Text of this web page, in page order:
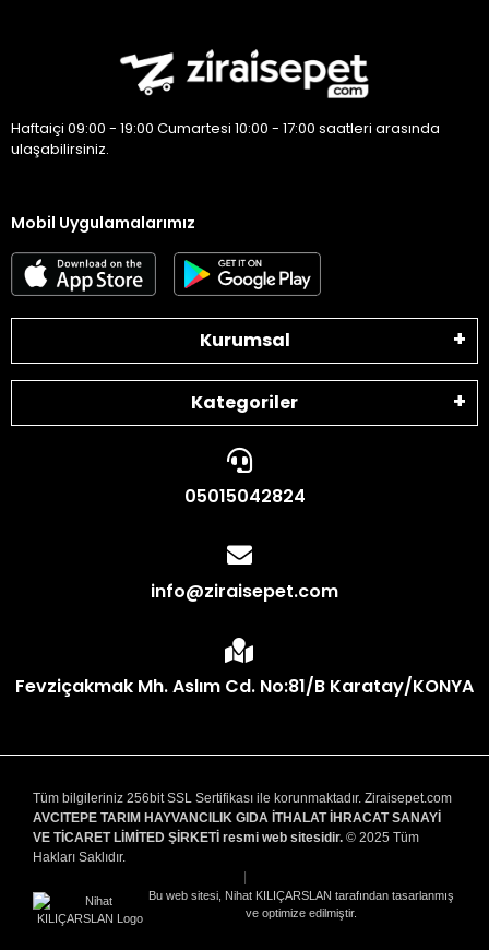
Haftaiçi 09:00 - 19:00 Cumartesi 10:00 - 17:00 saatleri arasında
ulaşabilirsiniz.
Mobil Uygulamalarımız
Kurumsal
Kategoriler
05015042824
info@ziraisepet.com
Fevziçakmak Mh. Aslım Cd. No:81/B Karatay/KONYA
Tüm bilgileriniz 256bit SSL Sertifikası ile korunmaktadır. Ziraisepet.com
AVCITEPE TARIM HAYVANCILIK GIDA İTHALAT İHRACAT SANAYİ
VE TİCARET LİMİTED ŞİRKETİ resmi web sitesidir. © 2025 Tüm
Hakları Saklıdır.
Bu web sitesi, Nihat KILIÇARSLAN tarafından tasarlanmış
ve optimize edilmiştir.